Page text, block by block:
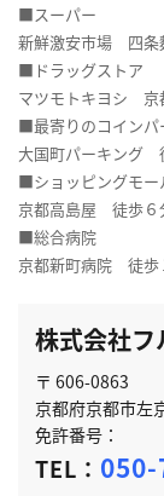
■スーパー
新鮮激安市場 四
■ドラッグストア
マツモトキヨシ
■最寄りのコインパ
大国町パーキング
■ショッピングモー
京都高島屋 徒歩６
■総合病院
京都新町病院 徒歩
株式会社フ
〒 606-0863
京都府京都市左
免許番号：
TEL：